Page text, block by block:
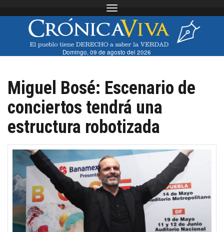
Toggle navigation
Domingo, 09 de agosto del 2026
Miguel Bosé: Escenario de
conciertos tendrá una
estructura robotizada